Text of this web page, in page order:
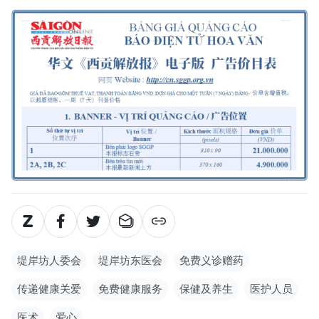
堤岸坊人委会 堤岸坊东医会 免费义诊赠药
传递健康关爱 免费健康服务 保健及养生 医护人员